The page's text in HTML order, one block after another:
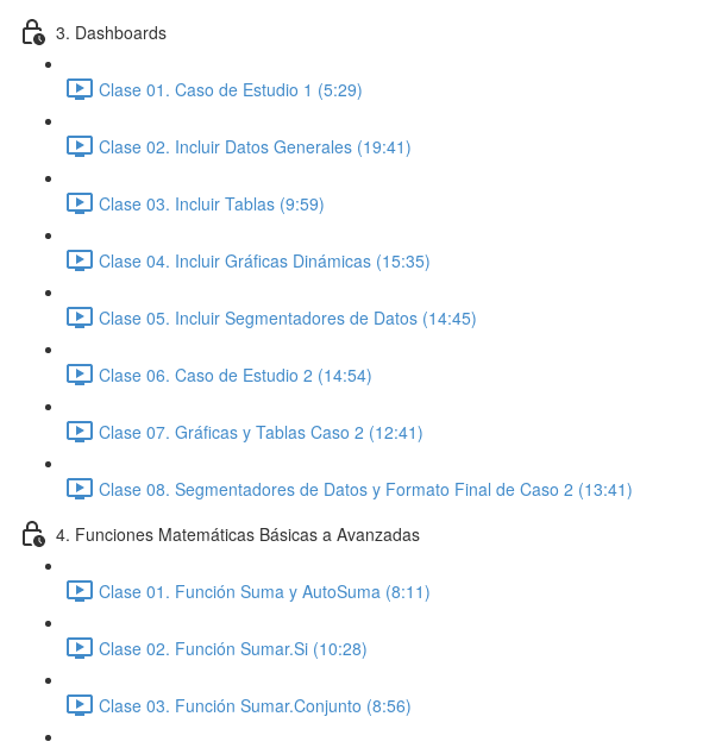
3. Dashboards
Clase 01. Caso de Estudio 1 (5:29)
Clase 02. Incluir Datos Generales (19:41)
Clase 03. Incluir Tablas (9:59)
Clase 04. Incluir Gráficas Dinámicas (15:35)
Clase 05. Incluir Segmentadores de Datos (14:45)
Clase 06. Caso de Estudio 2 (14:54)
Clase 07. Gráficas y Tablas Caso 2 (12:41)
Clase 08. Segmentadores de Datos y Formato Final de Caso 2 (13:41)
4. Funciones Matemáticas Básicas a Avanzadas
Clase 01. Función Suma y AutoSuma (8:11)
Clase 02. Función Sumar.Si (10:28)
Clase 03. Función Sumar.Conjunto (8:56)